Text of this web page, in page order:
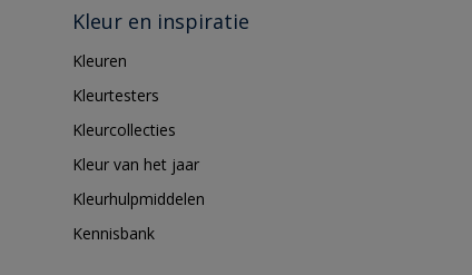
Kleur en inspiratie
Kleuren
Kleurtesters
Kleurcollecties
Kleur van het jaar
Kleurhulpmiddelen
Kennisbank